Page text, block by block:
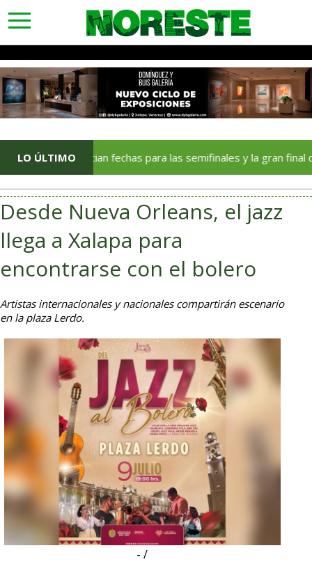
toggle
navigation
LO ÚLTIMO
Anuncian fechas para las semifinales y la gran final de México
Desde Nueva Orleans, el jazz
llega a Xalapa para
encontrarse con el bolero
Artistas internacionales y nacionales compartirán escenario
en la plaza Lerdo.
- /